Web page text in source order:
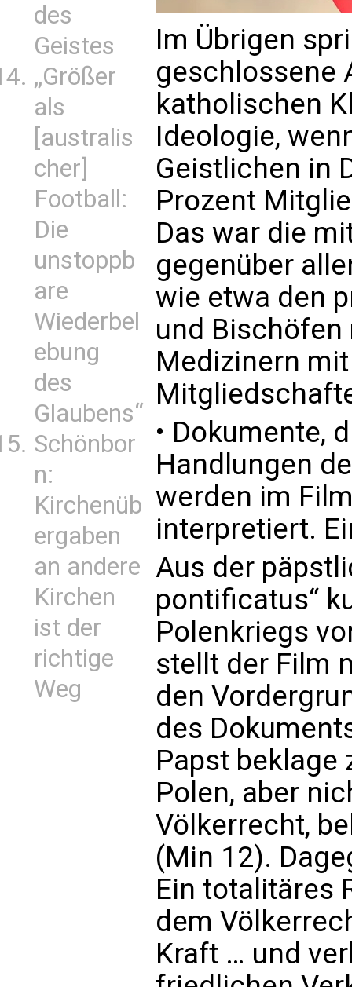
des
Geistes
„Größer
als
[australis
cher]
Football:
Die
unstoppb
are
Wiederbel
ebung
des
Glaubens“
Schönbor
n:
Kirchenüb
ergaben
an andere
Kirchen
ist der
richtige
Weg
Im Übrigen
geschlossene
katholischen
Ideologie,
Geistlichen in
Prozent
Das war die
gegenüber
wie etwa den
und
Medizinern
• Dokumente,
Handlungen
werden im
interpretiert.
Aus der
pontificatus“
Polenkriegs
stellt der Film
den
des
Papst beklage
Polen, aber
Völkerrecht,
(Min 12).
Ein totalitäres
dem
Kraft … und